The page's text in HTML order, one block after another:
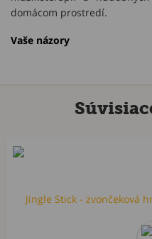
domácom prostredí.
Vaše názory